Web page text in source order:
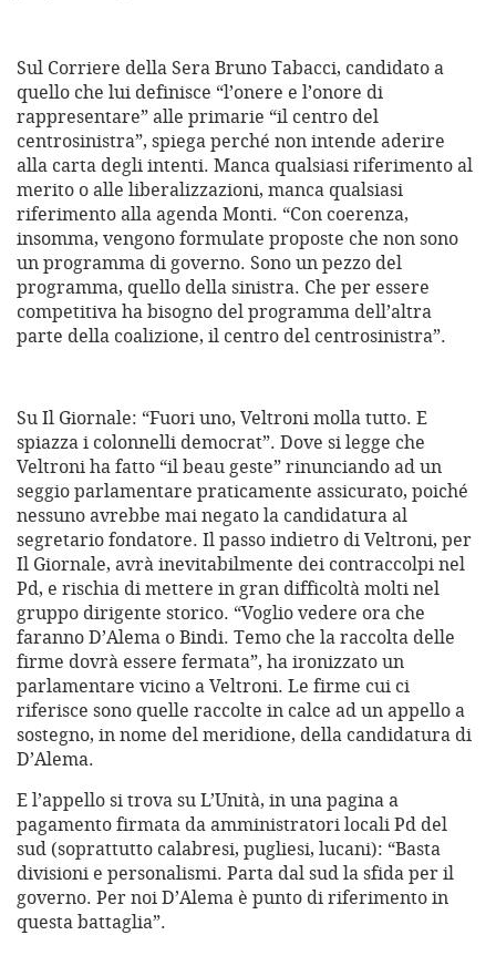
Sul Corriere della Sera Bruno Tabacci, candidato a
quello che lui definisce “l’onere e l’onore di
rappresentare” alle primarie “il centro del
centrosinistra”, spiega perché non intende aderire
alla carta degli intenti. Manca qualsiasi riferimento al
merito o alle liberalizzazioni, manca qualsiasi
riferimento alla agenda Monti. “Con coerenza,
insomma, vengono formulate proposte che non sono
un programma di governo. Sono un pezzo del
programma, quello della sinistra. Che per essere
competitiva ha bisogno del programma dell’altra
parte della coalizione, il centro del centrosinistra”.
Su Il Giornale: “Fuori uno, Veltroni molla tutto. E
spiazza i colonnelli democrat”. Dove si legge che
Veltroni ha fatto “il beau geste” rinunciando ad un
seggio parlamentare praticamente assicurato, poiché
nessuno avrebbe mai negato la candidatura al
segretario fondatore. Il passo indietro di Veltroni, per
Il Giornale, avrà inevitabilmente dei contraccolpi nel
Pd, e rischia di mettere in gran difficoltà molti nel
gruppo dirigente storico. “Voglio vedere ora che
faranno D’Alema o Bindi. Temo che la raccolta delle
firme dovrà essere fermata”, ha ironizzato un
parlamentare vicino a Veltroni. Le firme cui ci
riferisce sono quelle raccolte in calce ad un appello a
sostegno, in nome del meridione, della candidatura di
D’Alema.
E l’appello si trova su L’Unità, in una pagina a
pagamento firmata da amministratori locali Pd del
sud (soprattutto calabresi, pugliesi, lucani): “Basta
divisioni e personalismi. Parta dal sud la sfida per il
governo. Per noi D’Alema è punto di riferimento in
questa battaglia”.